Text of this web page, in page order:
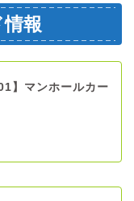
報
】マンホールカー